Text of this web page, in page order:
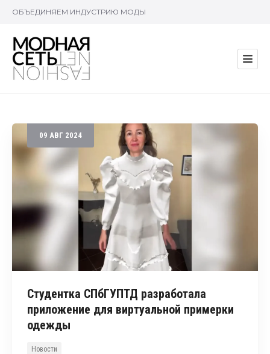
ОБЪЕДИНЯЕМ ИНДУСТРИЮ МОДЫ
09 АВГ 2024
Студентка СПбГУПТД разработала
приложение для виртуальной примерки
одежды
Новости